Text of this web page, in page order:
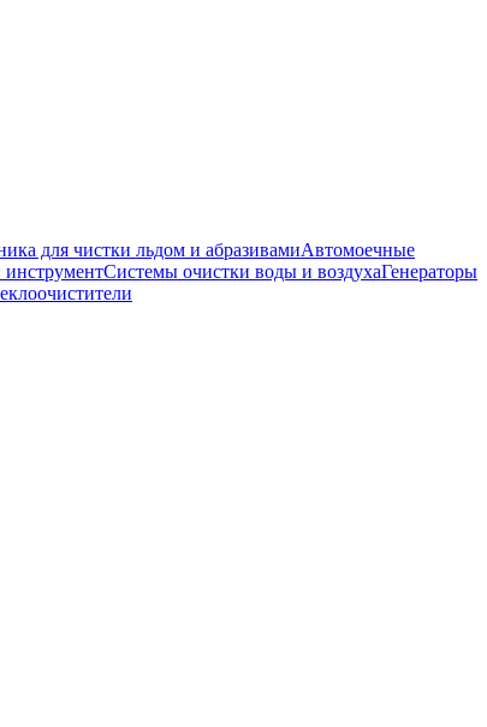
для чистки льдом и абразивамиАвтомоечные
инструментСистемы очистки воды и воздухаГенераторы